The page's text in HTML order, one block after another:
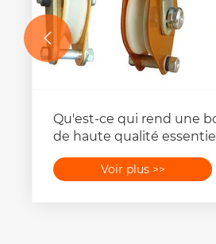
Qu'est-ce qui rend une
de haute qualité
Voir plus >>
